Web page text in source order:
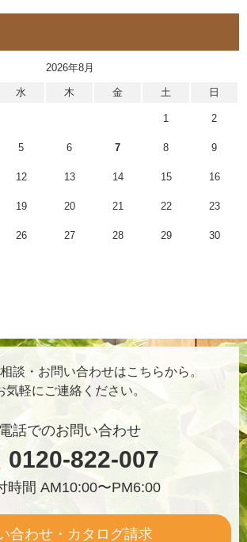
2026年8月
水 木 金 土 日
1 2
5 6 7 8 9
12 13 14 15 16
19 20 21 22 23
26 27 28 29 30
談・お問い合わせはこちらから。
気軽にご連絡ください。
電話でのお問い合わせ
0120-822-007
時間 AM10:00〜PM6:00
合わせ・カタログ請求